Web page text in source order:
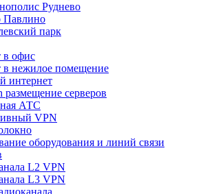
Руднево
Павлино
парк
в офис
в нежилое помещение
интернет
размещение серверов
АТС
VPN
оборудования и линий связи
L2 VPN
L3 VPN